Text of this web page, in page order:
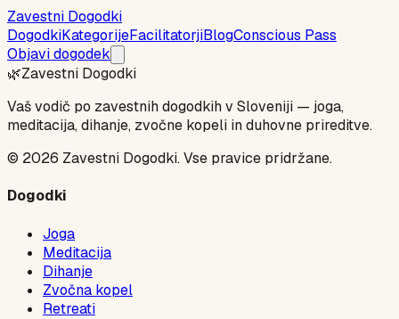
Zavestni Dogodki
DogodkiKategorijeFacilitatorjiBlogConscious Pass
Objavi dogodek
🌿Zavestni Dogodki
Vaš vodič po zavestnih dogodkih v Sloveniji — joga,
meditacija, dihanje, zvočne kopeli in duhovne prireditve.
© 2026 Zavestni Dogodki. Vse pravice pridržane.
Dogodki
Joga
Meditacija
Dihanje
Zvočna kopel
Retreati